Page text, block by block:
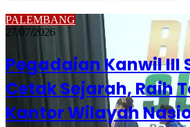
PALEMBANG
27/07/2026
Pegadaian Kanwil III
Cetak Sejarah, Raih
Kantor Wilayah